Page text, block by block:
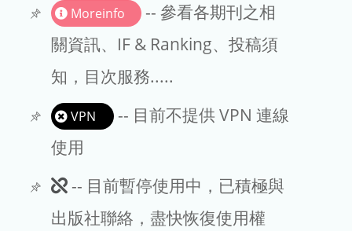
文章處理費
EndNote
Moreinfo
-- 參看各期刊之相
關資訊、IF & Ranking、投稿須
知，目次服務.....
VPN
-- 目前不提供 VPN 連線
使用
此
期
-- 目前暫停使用中，已積極與
出版社聯絡，盡快恢復使用權